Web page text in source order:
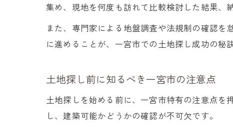
集め、現地を何度も訪れて比較検討した結果、
また、専門家による地盤調査や法規制の確認
に進めることが、一宮市での土地探し成功の秘
土地探し前に知るべき一宮市の注意点
土地探しを始める前に、一宮市特有の注意点
し、建築可能かどうかの確認が不可欠です。